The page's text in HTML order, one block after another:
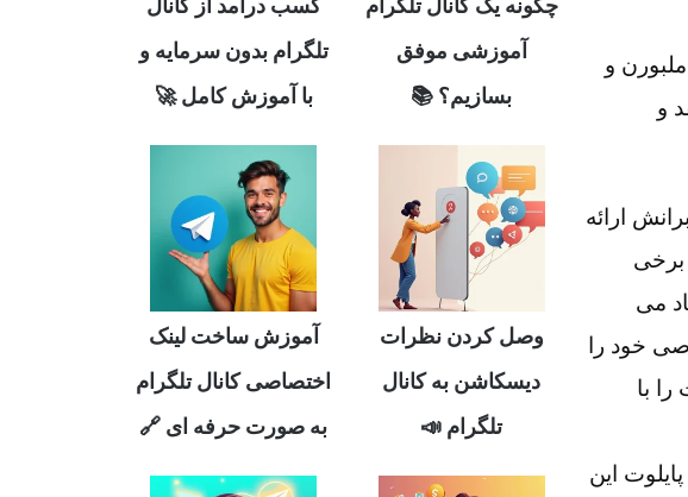
و
و
کاربرانش ارائه
برخی
می
خود را
با
این
چگونه یک کانال تلگرام
آموزشی موفق
بسازیم؟ 📚
کسب درآمد از کانال
تلگرام بدون سرمایه و
با آموزش کامل 🚀
وصل کردن نظرات
دیسکاشن به کانال
تلگرام 📣
آموزش ساخت لینک
اختصاصی کانال تلگرام
به صورت حرفه ای 🔗